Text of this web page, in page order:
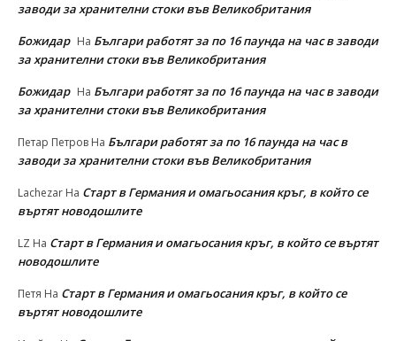
заводи за хранителни стоки във Великобритания
Божидар На Българи работят за по 16 паунда на час в заводи
за хранителни стоки във Великобритания
Божидар На Българи работят за по 16 паунда на час в заводи
за хранителни стоки във Великобритания
Петар Петров На Българи работят за по 16 паунда на час в
заводи за хранителни стоки във Великобритания
Lachezar На Старт в Германия и омагьосания кръг, в който се
въртят новодошлите
LZ На Старт в Германия и омагьосания кръг, в който се въртят
новодошлите
Петя На Старт в Германия и омагьосания кръг, в който се
въртят новодошлите